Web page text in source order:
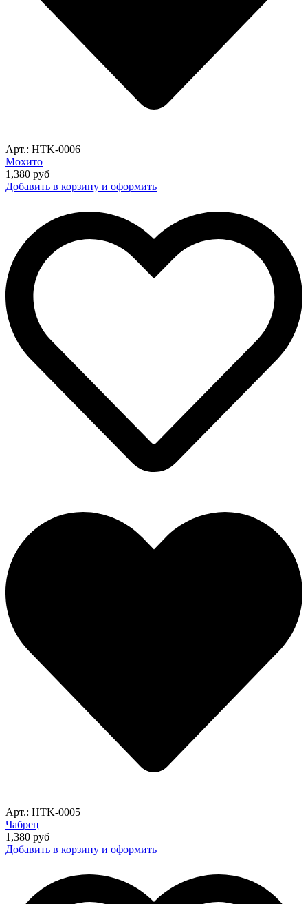
Арт.: HTK-0006
Мохито
1,380 руб
Добавить в корзину и оформить
Арт.: HTK-0005
Чабрец
1,380 руб
Добавить в корзину и оформить